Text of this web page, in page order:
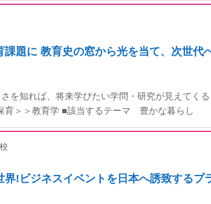
課題に 教育史の窓から光を当て、次世代
を知れば、将来学びたい学問・研究が見えてくる
育＞＞教育学 ■該当するテーマ 豊かな暮らし
界!ビジネスイベントを日本へ誘致するプ